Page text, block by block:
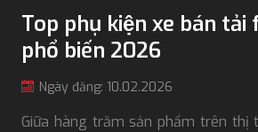
Top phụ kiện xe bán
phổ biến 2026
Ngày đăng: 10.02.2026
Giữa hàng trăm sản phẩm trên thị